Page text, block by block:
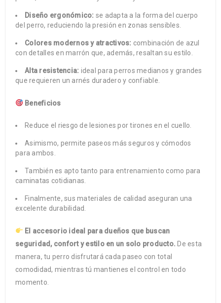
Diseño ergonómico: se adapta a la forma del cuerpo
del perro, reduciendo la presión en zonas sensibles.
Colores modernos y atractivos: combinación de azul
con detalles en marrón que, además, resaltan su estilo.
Alta resistencia: ideal para perros medianos y grandes
que requieren un arnés duradero y confiable.
Beneficios
Reduce el riesgo de lesiones por tirones en el cuello.
Asimismo, permite paseos más seguros y cómodos
para ambos.
También es apto tanto para entrenamiento como para
caminatas cotidianas.
Finalmente, sus materiales de calidad aseguran una
excelente durabilidad.
El accesorio ideal para dueños que buscan
seguridad, confort y estilo en un solo producto. De esta
manera, tu perro disfrutará cada paseo con total
comodidad, mientras tú mantienes el control en todo
momento.